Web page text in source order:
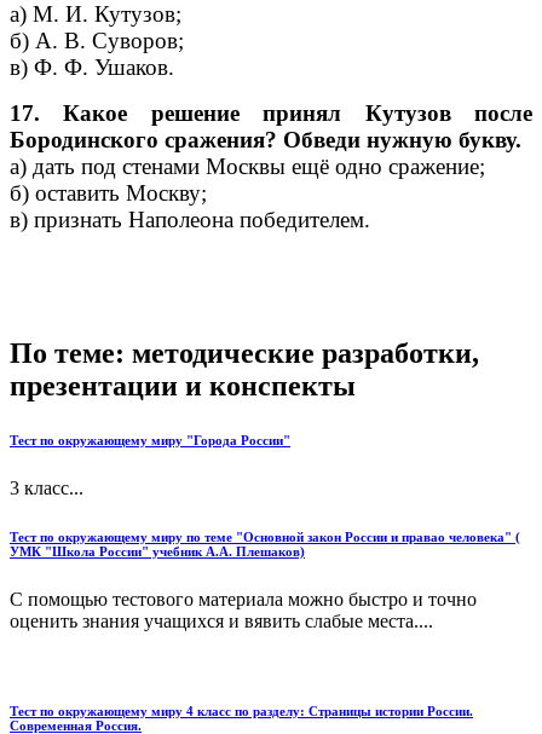
а) М. И. Кутузов;
б) А. В. Суворов;
в) Ф. Ф. Ушаков.
17. Какое решение принял Кутузов после
Бородинского сражения? Обведи нужную букву.
а) дать под стенами Москвы ещё одно сражение;
б) оставить Москву;
в) признать Наполеона победителем.
По теме: методические разработки,
презентации и конспекты
Тест по окружающему миру "Города России"
3 класс...
Тест по окружающему миру по теме "Основной закон России и правао человека" (
УМК "Школа России" учебник А.А. Плешаков)
С помощью тестового материала можно быстро и точно
оценить знания учащихся и вявить слабые места....
Тест по окружающему миру 4 класс по разделу: Страницы истории России.
Современная Россия.